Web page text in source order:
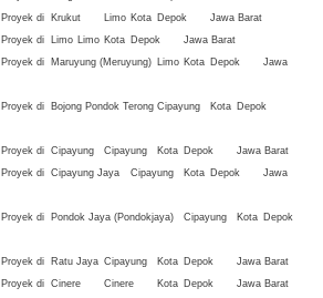
di
Krukut Limo Kota Depok
Jawa Barat
di
Limo Limo Kota Depok
Jawa Barat
di
Maruyung (Meruyung) Limo Kota Depok
Jawa
di
Bojong Pondok Terong Cipayung Kota Depok
di Cipayung Cipayung Kota Depok
Jawa Barat
di Cipayung Jaya Cipayung Kota Depok
Jawa
di
Pondok Jaya (Pondokjaya) Cipayung Kota Depok
di
Ratu Jaya Cipayung Kota Depok
Jawa Barat
di Cinere Cinere Kota Depok
Jawa Barat